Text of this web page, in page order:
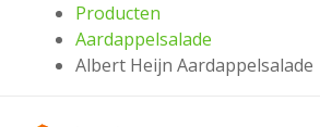
Producten
Aardappelsalade
Albert Heijn Aardappelsalade